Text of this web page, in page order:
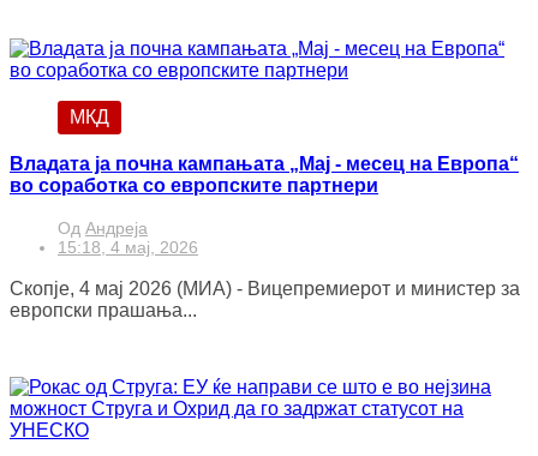
МКД
Владата ја почна кампањата „Мај - месец на Европа“
во соработка со европските партнери
Од Андреја
15:18, 4 мај, 2026
Скопје, 4 мај 2026 (МИА) - Вицепремиерот и министер за
европски прашања...